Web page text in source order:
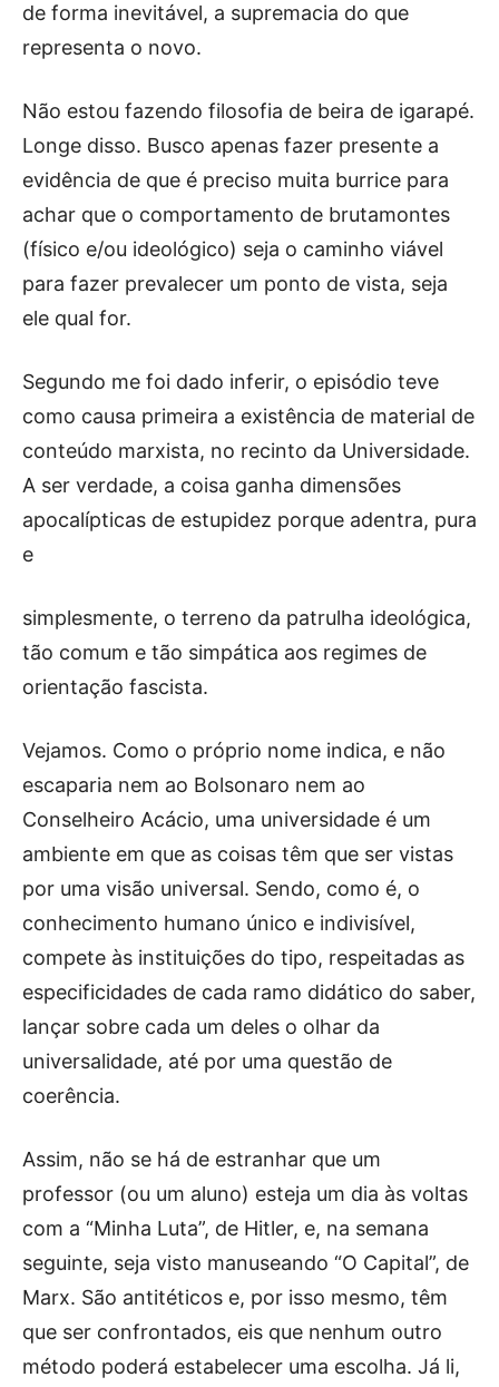
de forma inevitável, a supremacia do que
representa o novo.
Não estou fazendo filosofia de beira de igarapé.
Longe disso. Busco apenas fazer presente a
evidência de que é preciso muita burrice para
achar que o comportamento de brutamontes
(físico e/ou ideológico) seja o caminho viável
para fazer prevalecer um ponto de vista, seja
ele qual for.
Segundo me foi dado inferir, o episódio teve
como causa primeira a existência de material de
conteúdo marxista, no recinto da Universidade.
A ser verdade, a coisa ganha dimensões
apocalípticas de estupidez porque adentra, pura
e
simplesmente, o terreno da patrulha ideológica,
tão comum e tão simpática aos regimes de
orientação fascista.
Vejamos. Como o próprio nome indica, e não
escaparia nem ao Bolsonaro nem ao
Conselheiro Acácio, uma universidade é um
ambiente em que as coisas têm que ser vistas
por uma visão universal. Sendo, como é, o
conhecimento humano único e indivisível,
compete às instituições do tipo, respeitadas as
especificidades de cada ramo didático do saber,
lançar sobre cada um deles o olhar da
universalidade, até por uma questão de
coerência.
Assim, não se há de estranhar que um
professor (ou um aluno) esteja um dia às voltas
com a “Minha Luta”, de Hitler, e, na semana
seguinte, seja visto manuseando “O Capital”, de
Marx. São antitéticos e, por isso mesmo, têm
que ser confrontados, eis que nenhum outro
método poderá estabelecer uma escolha. Já li,